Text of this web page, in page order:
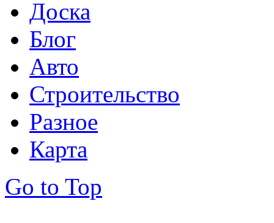
Доска
Блог
Авто
Строительство
Разное
Карта
Go to Top